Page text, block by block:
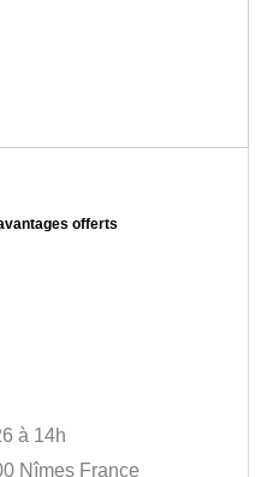
offerts
à 14h
Nîmes France